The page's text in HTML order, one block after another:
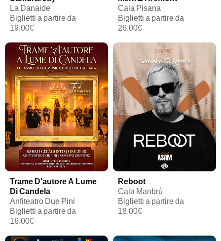
La Danaide
Biglietti a partire da
19.00€
Cala Pisana
Biglietti a partire da
26.00€
Trame D'autore A Lume
Di Candela
Anfiteatro Due Pini
Biglietti a partire da
16.00€
Reboot
Cala Manbrù
Biglietti a partire da
18.00€